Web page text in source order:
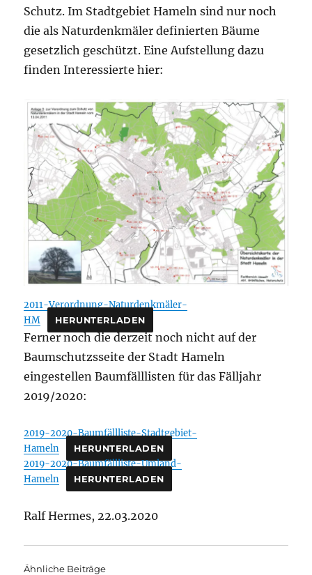
Schutz. Im Stadtgebiet Hameln sind nur noch
die als Naturdenkmäler definierten Bäume
gesetzlich geschützt. Eine Aufstellung dazu
finden Interessierte hier:
2011-Verordnung-Naturdenkmäler-
HM
HERUNTERLADEN
Ferner noch die derzeit noch nicht auf der
Baumschutzsseite der Stadt Hameln
eingestellen Baumfälllisten für das Fälljahr
2019/2020:
2019-2020-Baumfällliste-Stadtgebiet-
Hameln
HERUNTERLADEN
2019-2020-Baumfällliste-Umland-
Hameln
HERUNTERLADEN
Ralf Hermes, 22.03.2020
Ähnliche Beiträge